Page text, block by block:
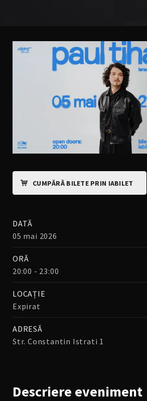
CUMPĂRĂ BILETE PRIN IABILET
DATĂ
05 mai 2026
ORĂ
20:00 - 23:00
LOCAȚIE
Expirat
ADRESĂ
Str. Constantin Istrati 1
Descriere eveniment